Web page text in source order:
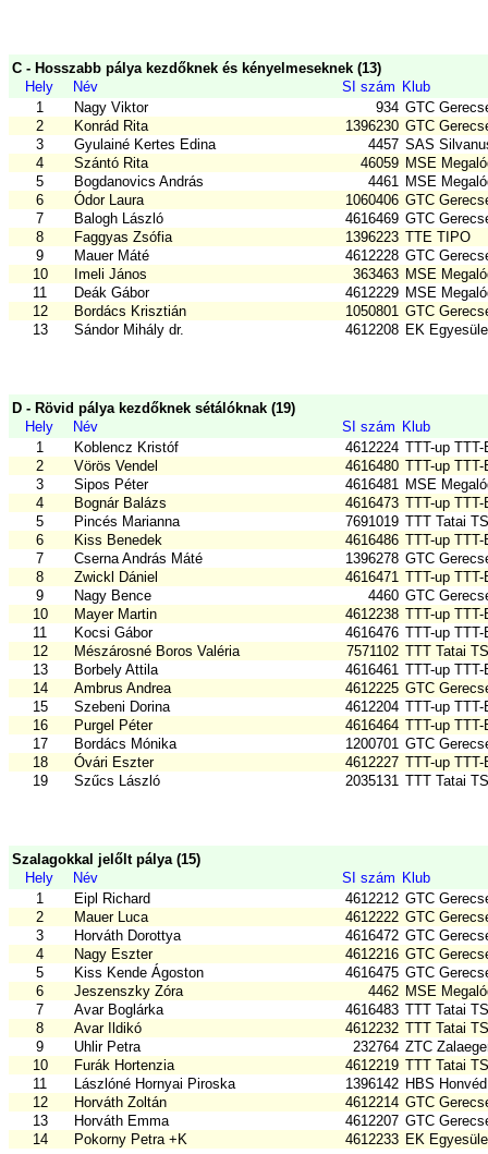
C - Hosszabb pálya kezdőknek és kényelmeseknek (13)
Hely
Név SI szám Klub
1
Nagy Viktor 934 GTC
2
Konrád Rita 1396230 GTC
3
Gyulainé Kertes Edina 4457 SAS
4
Szántó Rita 46059 MSE
5
Bogdanovics András 4461 MSE
6
Ódor Laura 1060406 GTC
7
Balogh László 4616469 GTC
8
Faggyas Zsófia 1396223 TTE TIPO
9
Mauer Máté 4612228 GTC
10
Imeli János 363463 MSE
11
Deák Gábor 4612229 MSE
12
Bordács Krisztián 1050801 GTC
13
Sándor Mihály dr. 4612208 EK
D - Rövid pálya kezdőknek sétálóknak (19)
Hely
Név SI szám Klub
1
Koblencz Kristóf 4612224 TTT-up
2
Vörös Vendel 4616480 TTT-up
3
Sipos Péter 4616481 MSE
4
Bognár Balázs 4616473 TTT-up
5
Pincés Marianna 7691019 TTT Tatai
6
Kiss Benedek 4616486 TTT-up
7
Cserna András Máté 1396278 GTC
8
Zwickl Dániel 4616471 TTT-up
9
Nagy Bence 4460 GTC
10
Mayer Martin 4612238 TTT-up
11
Kocsi Gábor 4616476 TTT-up
12
Mészárosné Boros Valéria 7571102 TTT Tatai
13
Borbely Attila 4616461 TTT-up
14
Ambrus Andrea 4612225 GTC
15
Szebeni Dorina 4612204 TTT-up
16
Purgel Péter 4616464 TTT-up
17
Bordács Mónika 1200701 GTC
18
Óvári Eszter 4612227 TTT-up
19
Szűcs László 2035131 TTT Tatai
Szalagokkal jelőlt pálya (15)
Hely
Név SI szám Klub
1
Eipl Richard 4612212 GTC
2
Mauer Luca 4612222 GTC
3
Horváth Dorottya 4616472 GTC
4
Nagy Eszter 4612216 GTC
5
Kiss Kende Ágoston 4616475 GTC
6
Jeszenszky Zóra 4462 MSE
7
Avar Boglárka 4616483 TTT Tatai
8
Avar Ildikó 4612232 TTT Tatai
9
Uhlir Petra 232764 ZTC
10
Furák Hortenzia 4612219 TTT Tatai
11
Lászlóné Hornyai Piroska 1396142 HBS
12
Horváth Zoltán 4612214 GTC
13
Horváth Emma 4612207 GTC
14
Pokorny Petra +K 4612233 EK